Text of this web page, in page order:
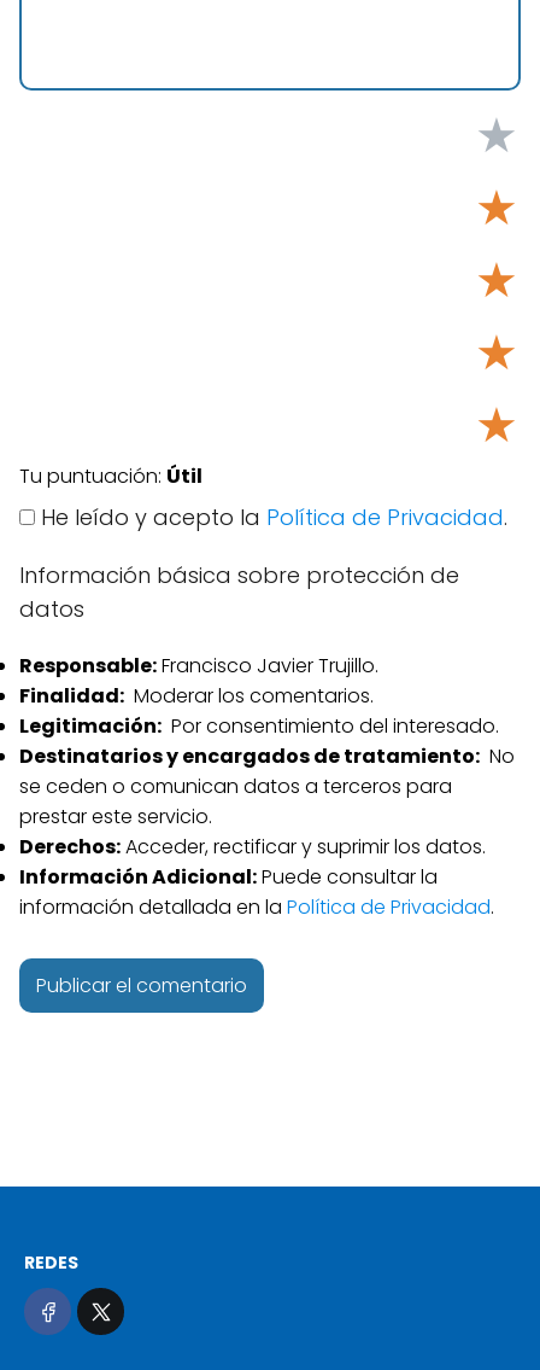
★
★
★
★
★
Tu puntuación: Útil
He leído y acepto la Política de Privacidad.
Información básica sobre protección de
datos
Responsable:Francisco Javier Trujillo.
Finalidad: Moderar los comentarios.
Legitimación: Por consentimiento del interesado.
Destinatarios y encargados de tratamiento: No
se ceden o comunican datos a terceros para
prestar este servicio.
Derechos:Acceder, rectificar y suprimir los datos.
Información Adicional:Puede consultar la
información detallada en la Política de Privacidad.
REDES